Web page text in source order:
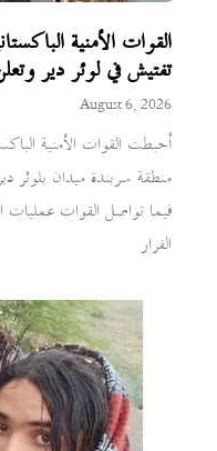
القوات الأمنية
تفتيش في لوئر دير
August 6, 2026
أحبطت القوات الأمنية
منطقة سربندة ميدان بلوئر
فيما تواصل القوات عمليات
الفرار